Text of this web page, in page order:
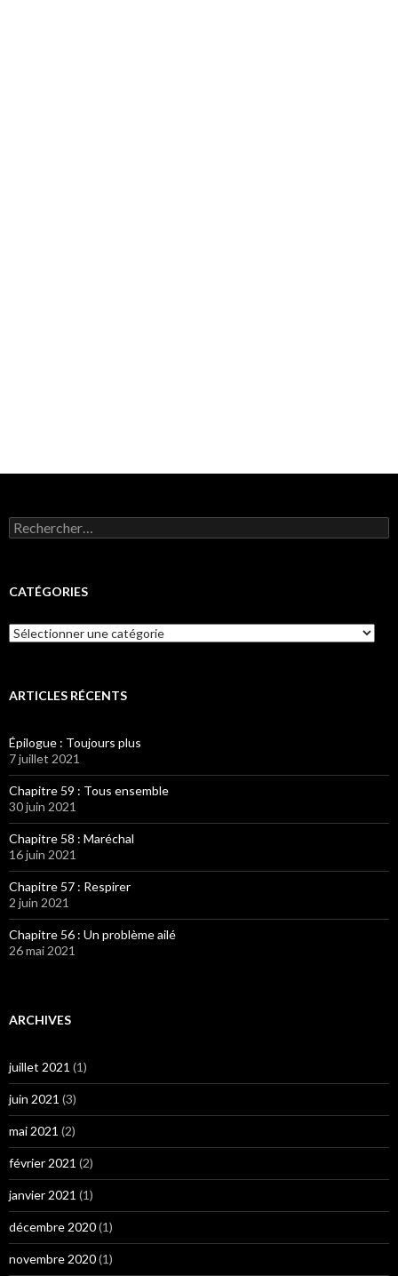
Rechercher :
CATÉGORIES
Catégories
ARTICLES RÉCENTS
Épilogue : Toujours plus
7 juillet 2021
Chapitre 59 : Tous ensemble
30 juin 2021
Chapitre 58 : Maréchal
16 juin 2021
Chapitre 57 : Respirer
2 juin 2021
Chapitre 56 : Un problème ailé
26 mai 2021
ARCHIVES
juillet 2021 (1)
juin 2021 (3)
mai 2021 (2)
février 2021 (2)
janvier 2021 (1)
décembre 2020(1)
novembre 2020(1)